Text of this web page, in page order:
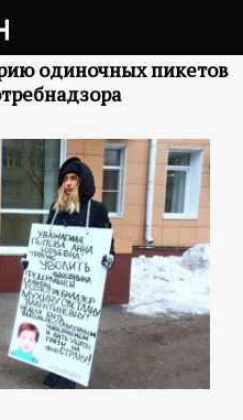
одиночных пикетов